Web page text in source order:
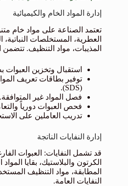
إدارة المواد الخام والكيميائية
تعتمد الصناعة على مواد خام
العطرية، المستخلصات النباتية،
المذيبات، مواد التنظيف. تتضمن
استقبال وتخزين العبوات
توفير بطاقات تعريف
(SDS).
فصل المواد غير المتوافقة.
فحص العبوات دورياً
تدريب العاملين على
إدارة النفايات الناتجة
قد تشمل النفايات: العبوات
الكرتون والبلاستيك، بقايا
المطابقة، مواد التنظيف
النفايات العامة.